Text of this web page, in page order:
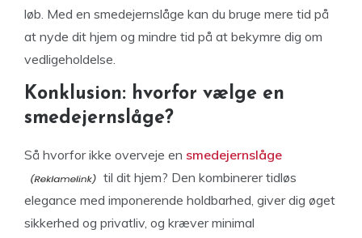
løb. Med en smedejernslåge kan du bruge mere tid på
at nyde dit hjem og mindre tid på at bekymre dig om
vedligeholdelse.
Konklusion: hvorfor vælge en
smedejernslåge?
Så hvorfor ikke overveje en smedejernslåge
til dit hjem? Den kombinerer tidløs
elegance med imponerende holdbarhed, giver dig øget
sikkerhed og privatliv, og kræver minimal